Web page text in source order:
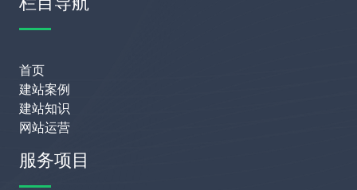
首页
建站案例
建站知识
网站运营
服务项目